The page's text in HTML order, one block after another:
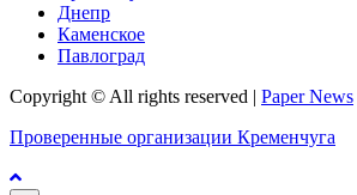
Днепр
Каменское
Павлоград
Copyright © All rights reserved | Paper News
Проверенные организации Кременчуга